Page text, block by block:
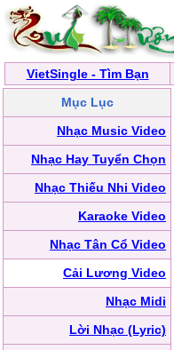
VietSingle - Tìm Bạn
Mục Lục
Nhạc Music Video
Nhạc Hay Tuyển Chọn
Nhạc Thiếu Nhi Video
Karaoke Video
Nhạc Tân Cổ Video
Cải Lương Video
Nhạc Midi
Lời Nhạc (Lyric)